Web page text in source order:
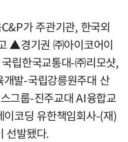
가 주관기관, 한국외
▲경기권 ㈜아이코어이
립한국교통대-㈜리모샷,
발-국립강릉원주대 산
그룹-진주교대 AI융합교
코딩 유한책임회사-(재)
선발됐다.